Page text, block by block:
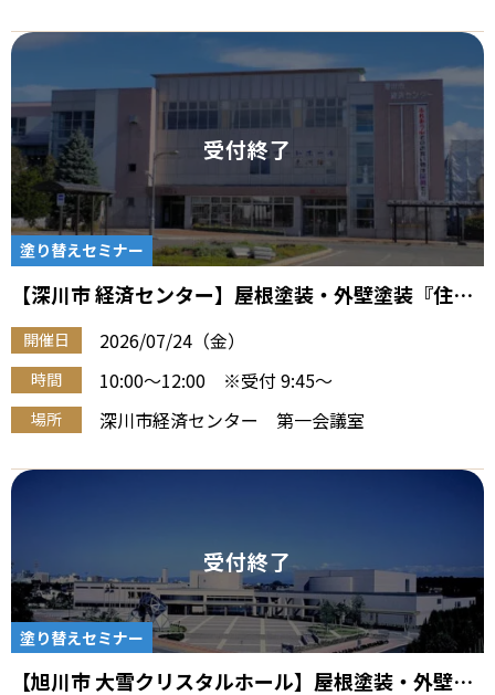
塗り替えセミナー
【深川市 経済センター】屋根塗装・外壁塗装『住宅
塗り替え勉強会』（7/24 午前）
開催日 2026/07/24（金）
時間 10:00～12:00 ※受付 9:45～
場所 深川市経済センター 第一会議室
塗り替えセミナー
【旭川市 大雪クリスタルホール】屋根塗装・外壁塗